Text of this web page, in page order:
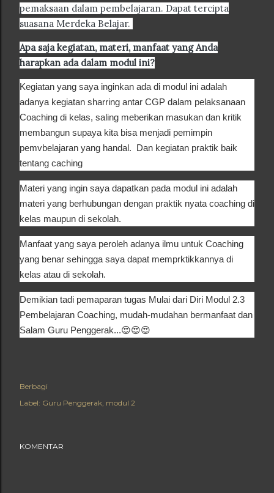
pemaksaan dalam pembelajaran. Dapat tercipta
suasana Merdeka Belajar.
Apa saja kegiatan, materi, manfaat yang Anda
harapkan ada dalam modul ini?
Kegiatan yang saya inginkan ada di modul ini adalah
adanya kegiatan sharring antar CGP dalam pelaksanaan
Coaching di kelas, saling meberikan masukan dan kritik
membangun supaya kita bisa menjadi pemimpin
pemvbelajaran yang handal. Dan kegiatan praktik baik
tentang caching
Materi yang ingin saya dapatkan pada modul ini adalah
materi yang berhubungan dengan praktik nyata coaching di
kelas maupun di sekolah.
Manfaat yang saya peroleh adanya ilmu untuk Coaching
yang benar sehingga saya dapat memprktikkannya di
kelas atau di sekolah.
Demikian tadi pemaparan tugas Mulai dari Diri Modul 2.3
Pembelajaran Coaching, mudah-mudahan bermanfaat dan
Salam Guru Penggerak...😍😍😍
Berbagi
Label: Guru Penggerak modul 2
KOMENTAR